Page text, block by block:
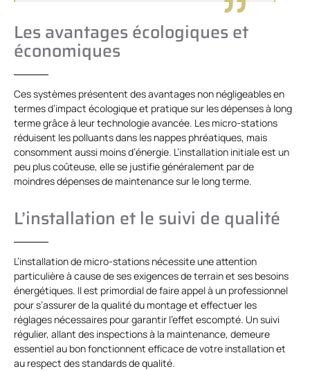
Les avantages écologiques et
économiques
Ces systèmes présentent des avantages non négligeables en
termes d’impact écologique et pratique sur les dépenses à long
terme grâce à leur technologie avancée. Les micro-stations
réduisent les polluants dans les nappes phréatiques, mais
consomment aussi moins d’énergie. L’installation initiale est un
peu plus coûteuse, elle se justifie généralement par de
moindres dépenses de maintenance sur le long terme.
L’installation et le suivi de qualité
L’installation de micro-stations nécessite une attention
particulière à cause de ses exigences de terrain et ses besoins
énergétiques. Il est primordial de faire appel à un professionnel
pour s’assurer de la qualité du montage et effectuer les
réglages nécessaires pour garantir l’effet escompté. Un suivi
régulier, allant des inspections à la maintenance, demeure
essentiel au bon fonctionnent efficace de votre installation et
au respect des standards de qualité.